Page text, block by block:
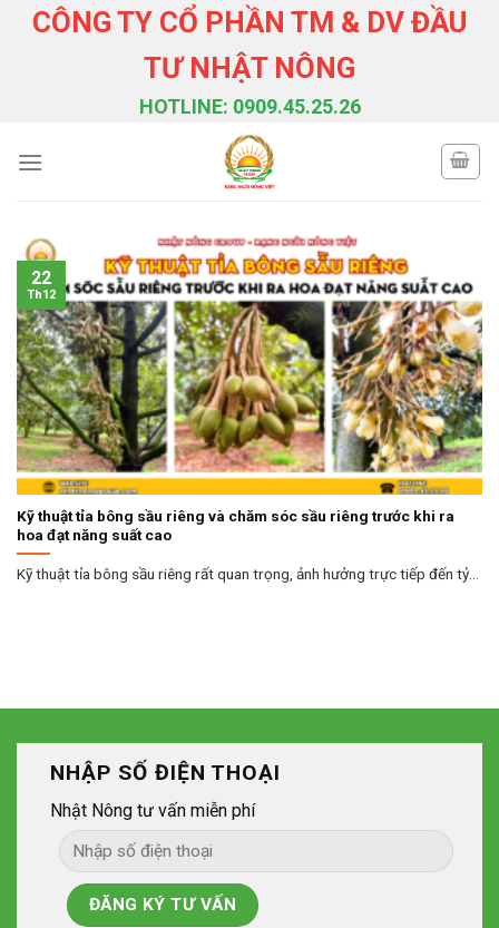
SkipCÔNG TY CỔ PHẦN TM & DV ĐẦU
TƯ NHẬT NÔNG
HOTLINE: 0909.45.25.26
Kỹ thuật tỉa bông sầu riêng và chăm sóc sầu riêng trước khi ra
hoa đạt năng suất cao
Kỹ thuật tỉa bông sầu riêng rất quan trọng, ảnh hưởng trực tiếp đến tỷ...
22
Th12
NHẬP SỐ ĐIỆN THOẠI
Nhật Nông tư vấn miễn phí